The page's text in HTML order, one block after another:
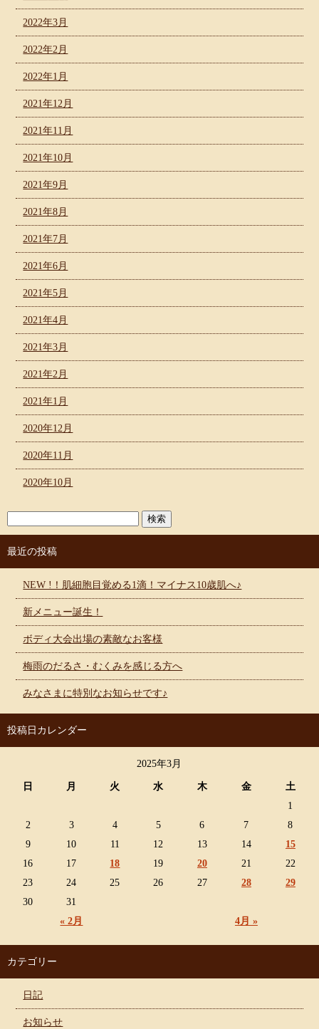
2022年3月
2022年2月
2022年1月
2021年12月
2021年11月
2021年10月
2021年9月
2021年8月
2021年7月
2021年6月
2021年5月
2021年4月
2021年3月
2021年2月
2021年1月
2020年12月
2020年11月
2020年10月
最近の投稿
NEW !！肌細胞目覚める1滴！マイナス10歳肌へ♪
新メニュー誕生！
ボディ大会出場の素敵なお客様
梅雨のだるさ・むくみを感じる方へ
みなさまに特別なお知らせです♪
投稿日カレンダー
2025年3月
日 月 火 水 木 金 土
« 2月 4月 »
1
2
3 4 5 6 7
8
9
10 11 12 13 14
15
16
17 18 19 20 21
22
23
24 25 26 27 28
29
30
31
カテゴリー
日記
お知らせ